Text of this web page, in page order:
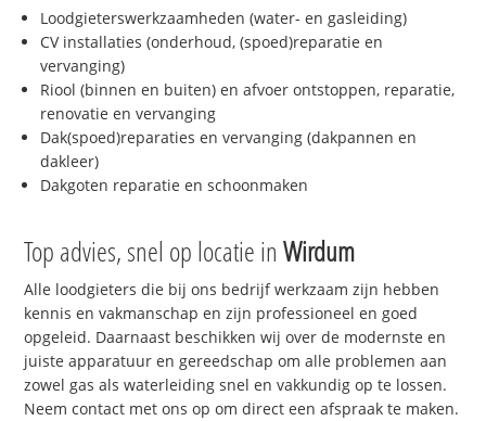
Loodgieterswerkzaamheden (water- en gasleiding)
CV installaties (onderhoud, (spoed)reparatie en
vervanging)
Riool (binnen en buiten) en afvoer ontstoppen, reparatie,
renovatie en vervanging
Dak(spoed)reparaties en vervanging (dakpannen en
dakleer)
Dakgoten reparatie en schoonmaken
Top advies, snel op locatie inWirdum
Alle loodgieters die bij ons bedrijf werkzaam zijn hebben
kennis en vakmanschap en zijn professioneel en goed
opgeleid. Daarnaast beschikken wij over de modernste en
juiste apparatuur en gereedschap om alle problemen aan
zowel gas als waterleiding snel en vakkundig op te lossen.
Neem contact met ons op om direct een afspraak te maken.